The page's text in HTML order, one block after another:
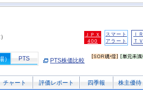
ＪＰＸ
400
スマート
アラート
ＩＲ
ＴＶ
） PTS PTS株価比較
チャート 評価レポート 四季報 株主優待